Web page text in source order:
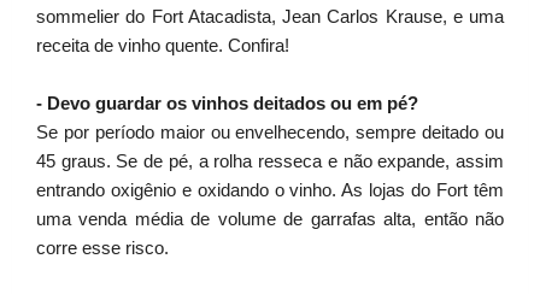
sommelier do Fort Atacadista, Jean Carlos Krause, e uma
receita de vinho quente. Confira!
- Devo guardar os vinhos deitados ou em pé?
Se por período maior ou envelhecendo, sempre deitado ou
45 graus. Se de pé, a rolha resseca e não expande, assim
entrando oxigênio e oxidando o vinho. As lojas do Fort têm
uma venda média de volume de garrafas alta, então não
corre esse risco.